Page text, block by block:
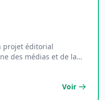
projet éditorial
des médias et de la
Voir